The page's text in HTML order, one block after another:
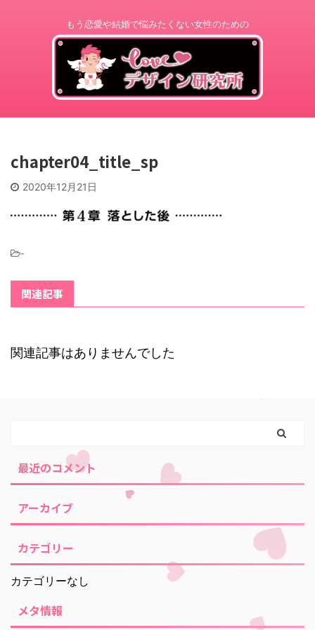
もう恋愛や結婚で悩みたくない女性のための
chapter04_title_sp
2020年12月21日
-
関連記事
関連記事はありませんでした
最近のコメント
アーカイブ
カテゴリー
カテゴリーなし
メタ情報